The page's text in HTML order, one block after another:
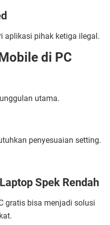
aplikasi pihak ketiga ilegal.
di PC
utama.
penyesuaian setting.
Spek Rendah
gratis bisa menjadi solusi